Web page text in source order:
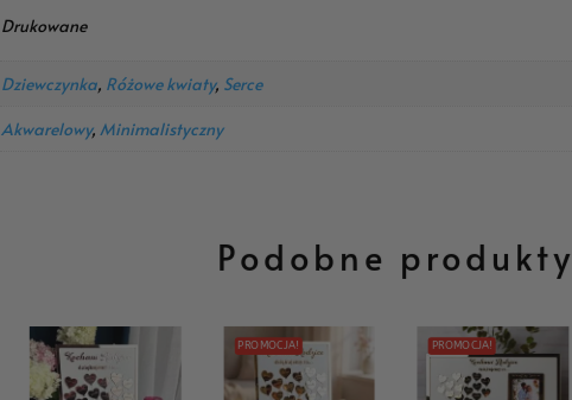
Drukowane
Dziewczynka, Różowe kwiaty, Serce
Akwarelowy,Minimalistyczny
Podobne produkty
PROMOCJA! PROMOCJA!